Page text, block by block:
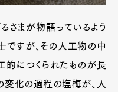
さまが物語っているよう
ですが、その人工物の中
的につくられたものが長
変化の過程の塩梅が、人